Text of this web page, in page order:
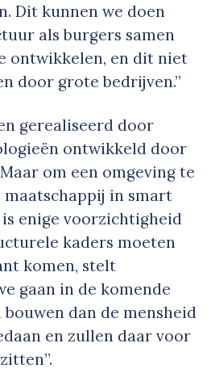
Dit kunnen we doen
als burgers samen
ontwikkelen, en dit niet
door grote bedrijven.”
gerealiseerd door
ontwikkeld door
om een omgeving te
in smart
enige voorzichtigheid
kaders moeten
komen, stelt
gaan in de komende
dan de mensheid
en zullen daar voor